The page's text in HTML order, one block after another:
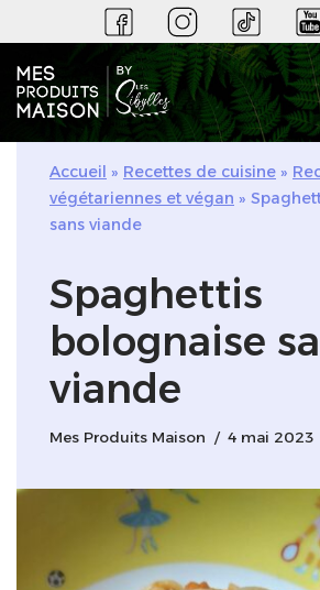
au
contenu
Accueil » Recettes de cuisine »
végétariennes et végan »
sans viande
Spaghettis
bolognaise
viande
Mes Produits Maison 4 mai 2023